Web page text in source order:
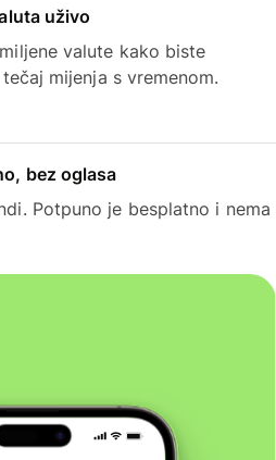
uživo
valute kako biste
mijenja s vremenom.
bez oglasa
Potpuno je besplatno i nema